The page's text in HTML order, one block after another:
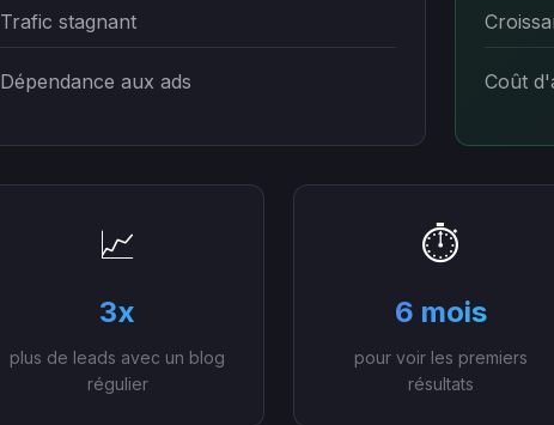
Trafic stagnant
Dépendance aux ads Coût
📈
3x
plus de leads avec un blog
régulier
⏱️
6 mois
pour voir les premiers
résultats